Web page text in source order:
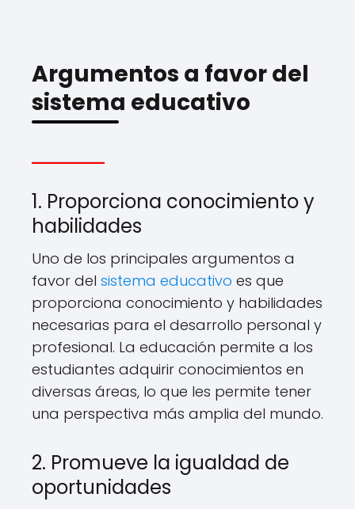
Argumentos a favor del
sistema educativo
1. Proporciona conocimiento y
habilidades
Uno de los principales argumentos a
favor del sistema educativo es que
proporciona conocimiento y habilidades
necesarias para el desarrollo personal y
profesional. La educación permite a los
estudiantes adquirir conocimientos en
diversas áreas, lo que les permite tener
una perspectiva más amplia del mundo.
2. Promueve la igualdad de
oportunidades